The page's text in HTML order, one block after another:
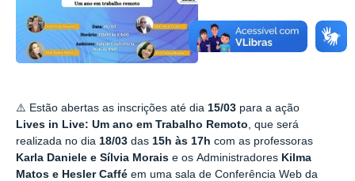
⚠️ Estão abertas as inscrições até dia 15/03 para a ação
Lives in Live: Um ano em Trabalho Remoto , que será
realizada no dia 18/03 das 15h às 17h com as professoras
Karla Daniele e Sílvia Morais e os Administradores Kilma
Matos e Hesler Caffé em uma sala de Conferência Web da